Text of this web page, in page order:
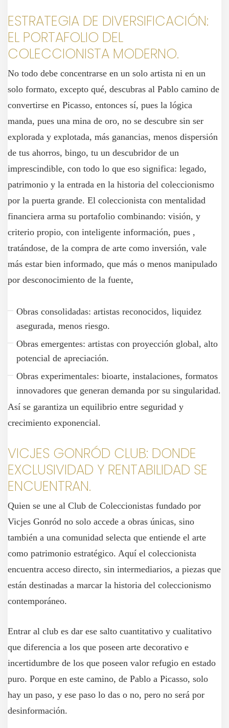
ESTRATEGIA DE DIVERSIFICACIÓN:
EL PORTAFOLIO DEL
COLECCIONISTA MODERNO.
No todo debe concentrarse en un solo artista ni en un
solo formato, excepto qué, descubras al Pablo camino de
convertirse en Picasso, entonces sí, pues la lógica
manda, pues una mina de oro, no se descubre sin ser
explorada y explotada, más ganancias, menos dispersión
de tus ahorros, bingo, tu un descubridor de un
imprescindible, con todo lo que eso significa: legado,
patrimonio y la entrada en la historia del coleccionismo
por la puerta grande. El coleccionista con mentalidad
financiera arma su portafolio combinando: visión, y
criterio propio, con inteligente información, pues ,
tratándose, de la compra de arte como inversión, vale
más estar bien informado, que más o menos manipulado
por desconocimiento de la fuente,
Obras consolidadas: artistas reconocidos, liquidez
asegurada, menos riesgo.
Obras emergentes: artistas con proyección global, alto
potencial de apreciación.
Obras experimentales: bioarte, instalaciones, formatos
innovadores que generan demanda por su singularidad.
Así se garantiza un equilibrio entre seguridad y
crecimiento exponencial.
VICJES GONRÓD CLUB: DONDE
EXCLUSIVIDAD Y RENTABILIDAD SE
ENCUENTRAN.
Quien se une al Club de Coleccionistas fundado por
Vicjes Gonród no solo accede a obras únicas, sino
también a una comunidad selecta que entiende el arte
como patrimonio estratégico. Aquí el coleccionista
encuentra acceso directo, sin intermediarios, a piezas que
están destinadas a marcar la historia del coleccionismo
contemporáneo.
Entrar al club es dar ese salto cuantitativo y cualitativo
que diferencia a los que poseen arte decorativo e
incertidumbre de los que poseen valor refugio en estado
puro. Porque en este camino, de Pablo a Picasso, solo
hay un paso, y ese paso lo das o no, pero no será por
desinformación.